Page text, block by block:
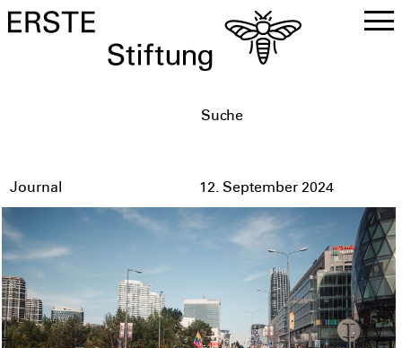
Journal 12. September 2024